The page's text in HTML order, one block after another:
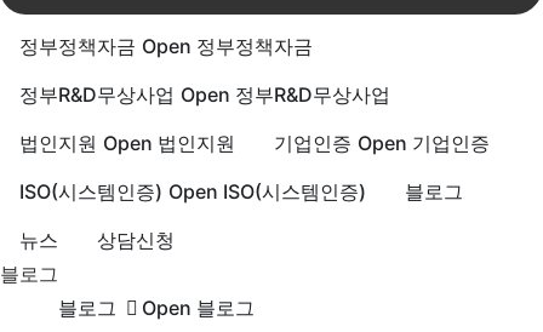
정부정책자금 Open 정부정책자금
정부R&D무상사업 Open 정부R&D무상사업
법인지원 Open 법인지원 기업인증 Open 기업인증
ISO(시스템인증) Open ISO(시스템인증)
블로그
뉴스
상담신청
블로그
블로그
Open 블로그